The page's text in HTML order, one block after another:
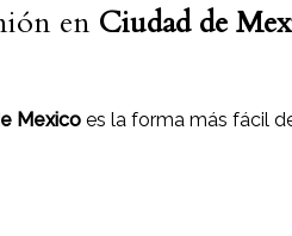
en Ciudad de
Mexico es la forma más fácil